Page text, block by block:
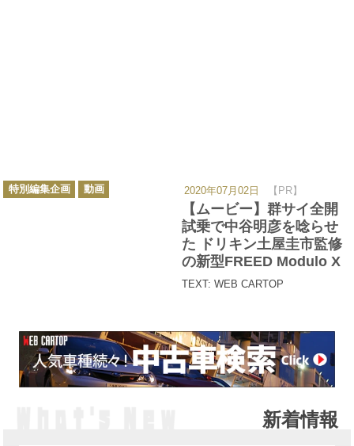
【ムービー】群サイ全開
試乗で中谷明彦を唸らせ
た ドリキン土屋圭市監修
の新型FREED Modulo X
TEXT: WEB CARTOP
カ
テ
特別編集企画 動画 2020年07月02日 【PR】
新着情報